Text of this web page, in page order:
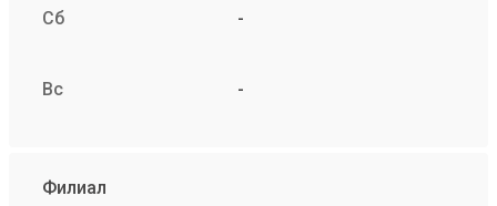
Сб -
Вс -
Филиал